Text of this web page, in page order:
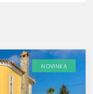
NOVINKA